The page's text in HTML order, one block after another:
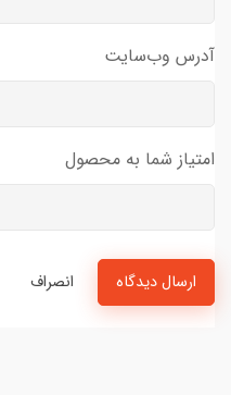
آدرس وب‌سایت
امتیاز شما به محصول
ارسال دیدگاه انصراف